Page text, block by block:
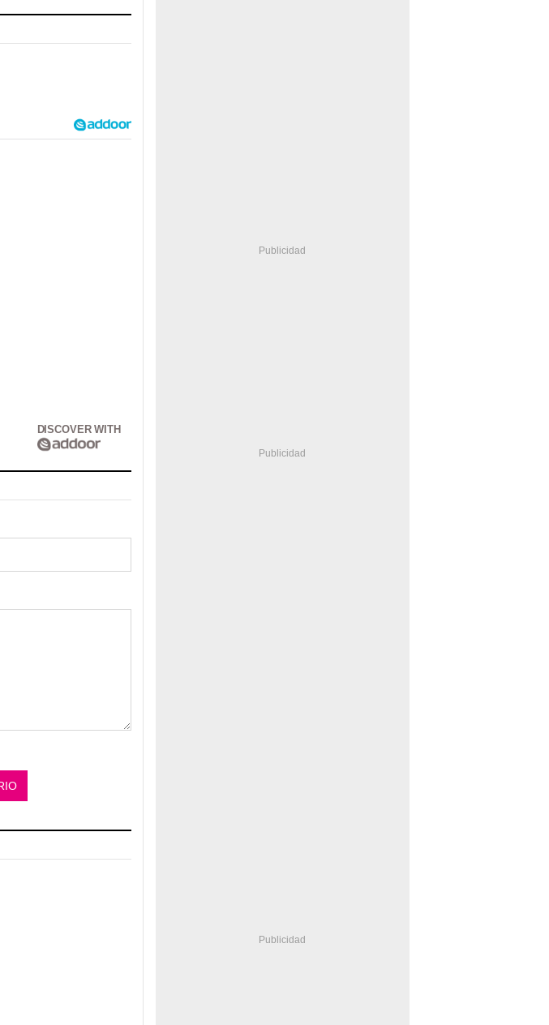
DISCOVER WITH